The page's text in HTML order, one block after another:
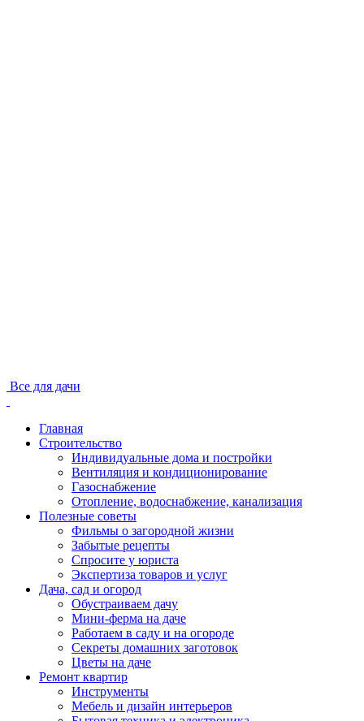
Все для дачи
Главная
Строительство
Индивидуальные дома и постройки
Вентиляция и кондиционирование
Газоснабжение
Отопление, водоснабжение, канализация
Полезные советы
Фильмы о загородной жизни
Забытые рецепты
Спросите у юриста
Экспертиза товаров и услуг
Дача, сад и огород
Обустраиваем дачу
Мини-ферма на даче
Работаем в саду и на огороде
Секреты домашних заготовок
Цветы на даче
Ремонт квартир
Инструменты
Мебель и дизайн интерьеров